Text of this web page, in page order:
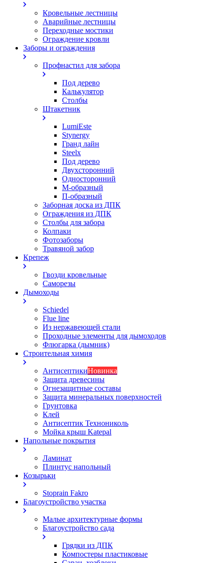
Кровельные лестницы
Аварийные лестницы
Переходные мостики
Ограждение кровли
Заборы и ограждения
Профнастил для забора
Под дерево
Калькулятор
Столбы
Штакетник
LumiEste
Stynergy
Гранд лайн
Steelx
Под дерево
Двухсторонний
Односторонний
М-образный
П-образный
Заборная доска из ДПК
Ограждения из ДПК
Столбы для забора
Колпаки
Фотозаборы
Травяной забор
Крепеж
Гвозди кровельные
Саморезы
Дымоходы
Schiedel
Flue line
Из нержавеющей стали
Проходные элементы для дымоходов
Флюгарка (дымник)
Строительная химия
АнтисептикиНовинка
Защита древесины
Огнезащитные составы
Защита минеральных поверхностей
Грунтовка
Клей
Антисептик Технониколь
Мойка крыш Katepal
Напольные покрытия
Ламинат
Плинтус напольный
Козырьки
Stoprain Fakro
Благоустройство участка
Малые архитектурные формы
Благоустройство сада
Грядки из ДПК
Компостеры пластиковые